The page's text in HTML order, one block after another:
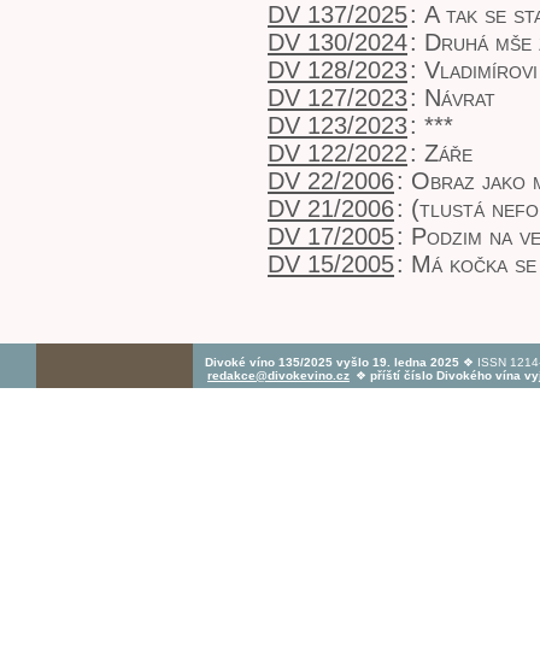
DV 137/2025: A tak se
DV 130/2024: Druhá
DV 128/2023: Vladimírovi
DV 127/2023: Návrat
DV 123/2023: ***
DV 122/2022: Záře
DV 22/2006: Obraz jako
DV 21/2006: (tlustá
DV 17/2005: Podzim na
DV 15/2005: Má kočka
Divoké víno 135/2025 vyšlo 19. ledna 2025 ❖ ISSN
redakce@divokevino.cz ❖ příští číslo Divokého vína